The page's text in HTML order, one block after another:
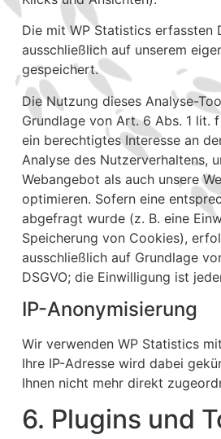
Die mit WP Statistics erfassten
ausschließlich auf unserem
gespeichert.
Die Nutzung dieses Analyse-
Grundlage von Art. 6 Abs. 1 lit. f
ein berechtigtes Interesse an
Analyse des Nutzerverhaltens,
Webangebot als auch unsere
optimieren. Sofern eine
abgefragt wurde (z. B. eine
Speicherung von Cookies),
ausschließlich auf Grundlage
DSGVO; die Einwilligung ist
IP-Anonymisierung
Wir verwenden WP Statistics
Ihre IP-Adresse wird dabei
Ihnen nicht mehr direkt
6. Plugins und